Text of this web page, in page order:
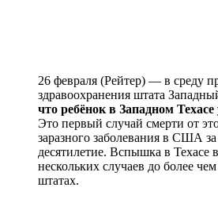
26 февраля (Рейтер) — в среду
здравоохранения штата
что ребёнок в Западном
Это первый случай смерти от
заразного заболевания в США
десятилетие. Вспышка в Техасе
нескольких случаев до более
штатах.